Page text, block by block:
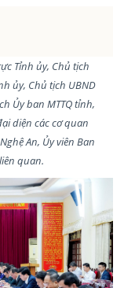
Tỉnh ủy, Chủ tịch
ủy, Chủ tịch UBND
Ủy ban MTTQ tỉnh,
diện các cơ quan
An, Ủy viên Ban
quan.